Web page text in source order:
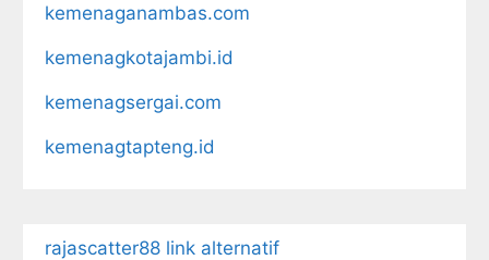
kemenaganambas.com
kemenagkotajambi.id
kemenagsergai.com
kemenagtapteng.id
rajascatter88 link alternatif